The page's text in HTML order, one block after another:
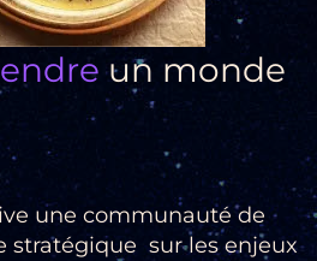
un monde
une communauté de
stratégique sur les enjeux